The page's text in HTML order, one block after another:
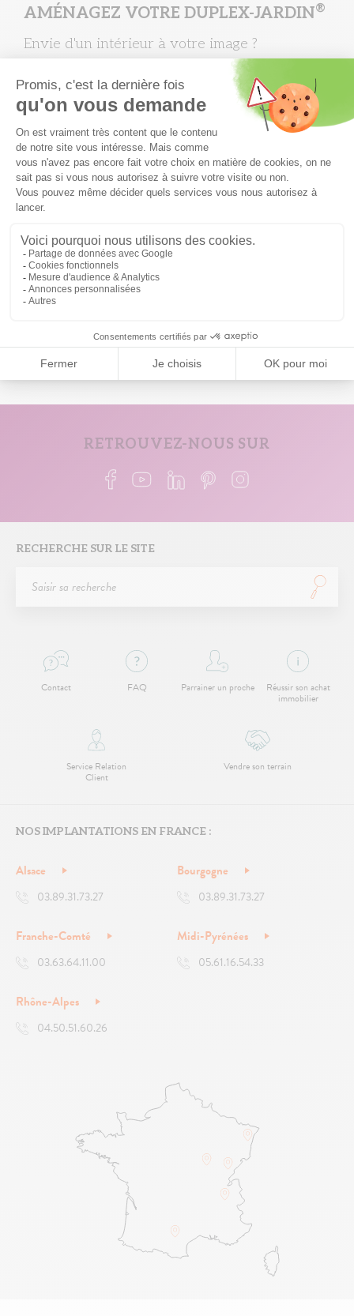
AMÉNAGEZ VOTRE DUPLEX-JARDIN®
Envie d'un intérieur à votre image ?
Nous concrétisons votrerêve d'intérieur
et idéal grâce aux nombreuses possibilités d'aménagement
et d'équipement.
Créer un intérieur à son image
RETROUVEZ-NOUS SUR
RECHERCHE SUR LE SITE
Contact FAQ Parrainer un proche Réussir son achat
immobilier
Service Relation
Client
Vendre son terrain
NOS IMPLANTATIONS EN FRANCE :
Alsace
03.89.31.73.27
Bourgogne
03.89.31.73.27
Franche-Comté
03.63.64.11.00
Midi-Pyrénées
05.61.16.54.33
Rhône-Alpes
04.50.51.60.26